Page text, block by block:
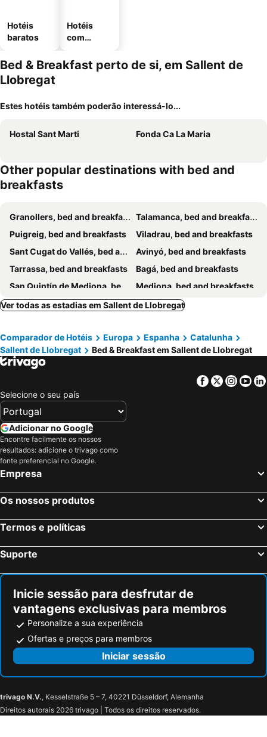
Hotéis
baratos
Hotéis
com
mento
Bed & Breakfast perto de si, em Sallent de
Llobregat
Estes hotéis também poderão interessá-lo...
Hostal Sant Marti Fonda Ca La Maria
Other popular destinations with bed and
breakfasts
Granollers, bed and breakfasts
Talamanca, bed and breakfasts
Puigreig, bed and breakfasts
Viladrau, bed and breakfasts
Sant Cugat do Vallés, bed and breakfasts
Avinyó, bed and breakfasts
Tarrassa, bed and breakfasts
Bagá, bed and breakfasts
San Quintín de Mediona, bed and breakfasts
Mediona, bed and breakfasts
Torelló, bed and breakfasts
Piera, bed and breakfasts
Gombreny, bed and breakfasts
Matadepera, bed and breakfasts
San Martín de Tous, bed and breakfasts
Moyá, bed and breakfasts
Pla del Penedés, bed and breakfasts
Senmanat, bed and breakfasts
Vilanova de Sau, bed and breakfasts
Centellas, bed and breakfasts
La Pobla de Lillet, bed and breakfasts
Llinás del Vallés, bed and breakfasts
Ver todas as estadias em Sallent de Llobregat
Comparador de Hotéis Europa Espanha
Catalunha
Sallent de Llobregat
Bed & Breakfast em Sallent de Llobregat
Facebook
Twitter
Selecione o seu país
Adicionar no Google
Encontre facilmente os nossos
resultados: adicione o trivago como
fonte preferencial no Google.
Empresa
Os nossos produtos
Termos e políticas
Suporte
Inicie sessão para desfrutar de
vantagens exclusivas para membros
Personalize a sua experiência
Ofertas e preços para membros
Iniciar sessão
trivago N.V., Kesselstraße 5 – 7, 40221 Düsseldorf, Alemanha
Direitos autorais 2026 trivago | Todos os direitos reservados.